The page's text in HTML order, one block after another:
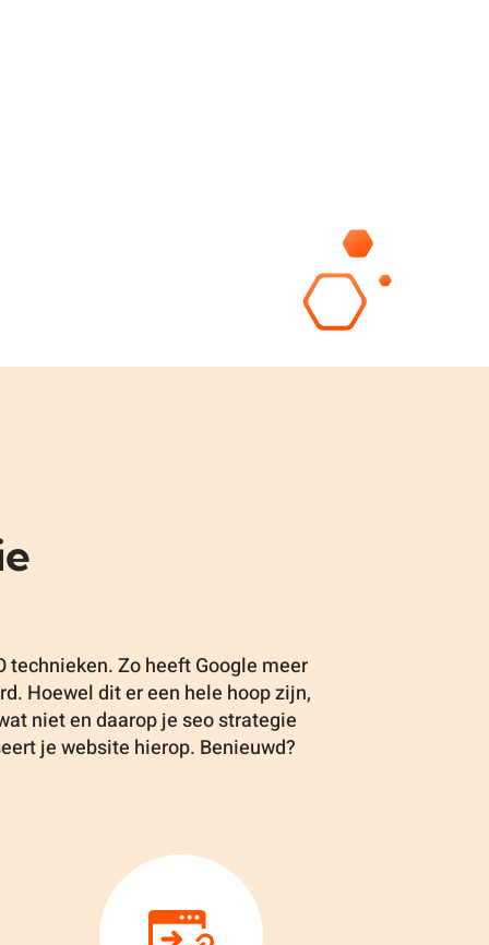
technieken. Zo heeft Google meer
Hoewel dit er een hele hoop zijn,
niet en daarop je seo strategie
je website hierop. Benieuwd?